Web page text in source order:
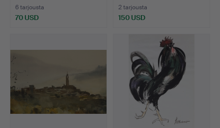
6 tarjousta
70 USD
2 tarjousta
150 USD